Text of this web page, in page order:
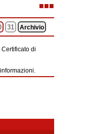
■■■
31 Archivio
di